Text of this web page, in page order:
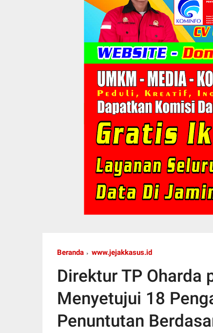
Beranda www.jejakkasus.id
Direktur TP Oharda
Menyetujui 18
Penuntutan